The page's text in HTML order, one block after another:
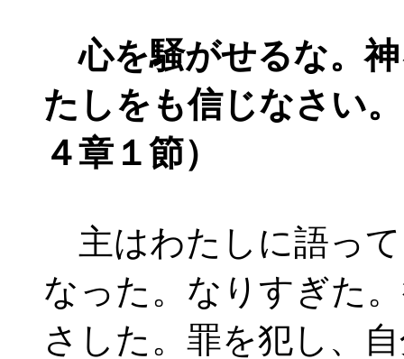
心を騒がせるな。
たしをも信じなさい
４章１節）
主はわたしに語っ
なった。なりすぎた
さした。罪を犯し、